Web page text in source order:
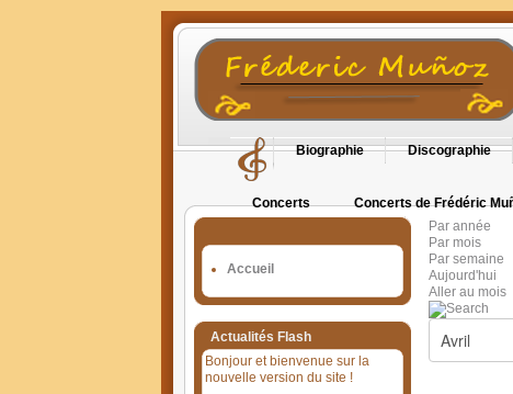
Biographie Discographie
Concerts
Concerts de Frédéric
Accueil
Actualités Flash
Bonjour et bienvenue sur la
nouvelle version du site !
Par année
Par mois
Par semaine
Aujourd'hui
Aller au mois